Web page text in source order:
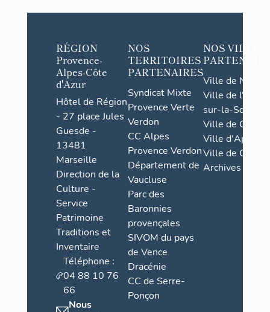
RÉGION
Provence-
Alpes-Côte
d'Azur
Hôtel de Région
- 27 place Jules
Guesde -
13481
Marseille
Direction de la
Culture -
Service
Patrimoine
Traditions et
Inventaire
Téléphone :
04 88 10 76
66
Nous
NOS
TERRITOIRES
PARTENAIRES
Syndicat Mixte
Provence Verte
Verdon
CC Alpes
Provence Verdon
Département de
Vaucluse
Parc des
Baronnies
provençales
SIVOM du pays
de Vence
Dracénie
CC de Serre-
Ponçon
NOS VILLES
Ville de Nice
Ville de l'Isle-
sur-la-Sorgue
Ville de Grasse
Ville d'Apt
Ville de
Archives